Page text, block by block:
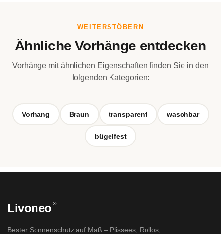
WEITERSTÖBERN
Ähnliche Vorhänge entdecken
Vorhänge mit ähnlichen Eigenschaften finden Sie in den
folgenden Kategorien:
Vorhang Braun transparent waschbar
bügelfest
Livoneo ®
Bester Sonnenschutz auf Maß – Plissees, Rollos,